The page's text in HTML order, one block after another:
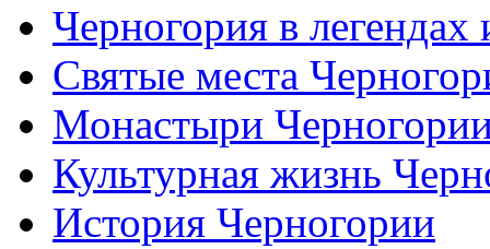
Черногория в легендах
Святые места
Монастыри
Культурная жизнь
История Черногории